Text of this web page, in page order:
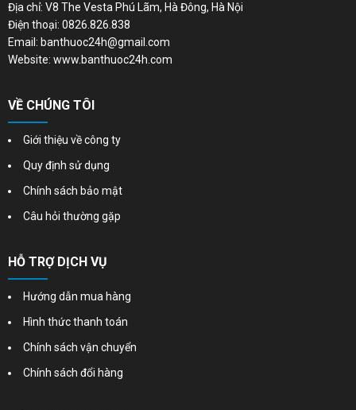
Địa chỉ: V8 The Vesta Phú Lãm, Hà Đông, Hà Nội
Điện thoại: 0826.826.838
Email: banthuoc24h@gmail.com
Website: www.banthuoc24h.com
VỀ CHÚNG TÔI
Giới thiệu về công ty
Quy định sử dụng
Chính sách bảo mật
Câu hỏi thường gặp
HỖ TRỢ DỊCH VỤ
Hướng dẫn mua hàng
Hình thức thanh toán
Chính sách vận chuyển
Chính sách đổi hàng